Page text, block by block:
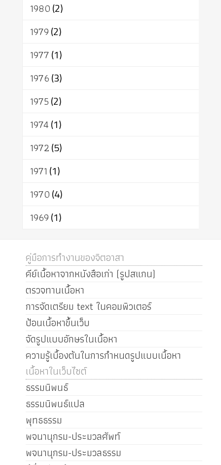
1980(2)
1979(2)
1977(1)
1976(3)
1975(2)
1974(1)
1972(5)
1971 (1)
1970(4)
1969(1)
คู่มือการทำงานของจิตอาสา
คีย์เนื้อหาจากหนังสือเก่า (รูปสแกน)
ตรวจทานเนื้อหา
การจัดเตรียม text ในคอมพิวเตอร์
ป้อนเนื้อหาขึ้นเว็บ
จัดรูปแบบอักษรในเนื้อหา
ความรู้เบื้องต้นในการกำหนดรูปแบบเนื้อหา
เนื้อหาในเว็บไซต์
ธรรมนิพนธ์
ธรรมนิพนธ์แปล
พุทธธรรม
พจนานุกรม-ประมวลศัพท์
พจนานุกรม-ประมวลธรรม